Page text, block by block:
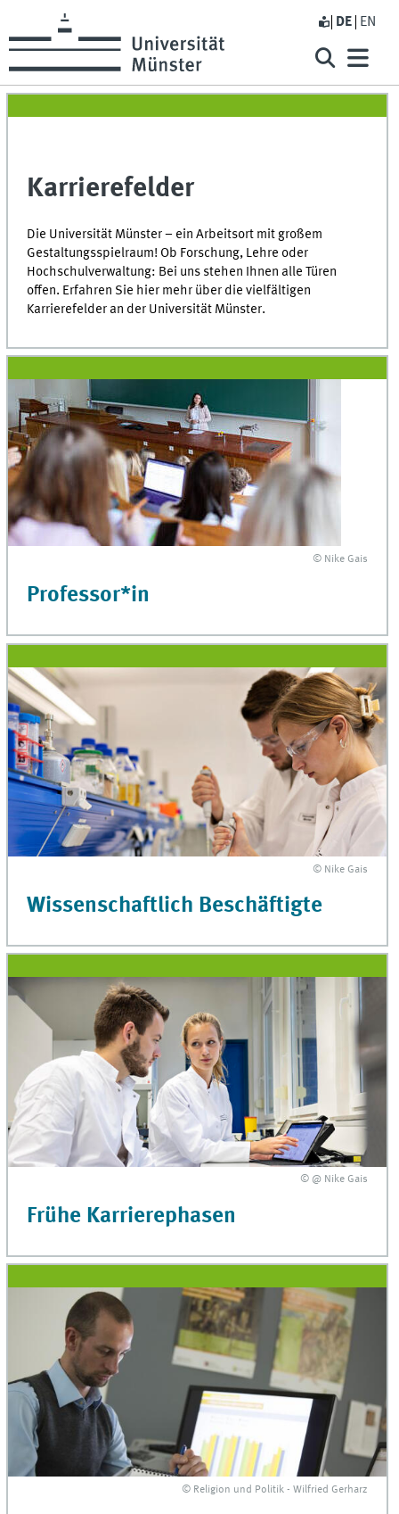
DE EN
Karrierefelder
Die Universität Münster – ein Arbeitsort mit großem
Gestaltungsspielraum! Ob Forschung, Lehre oder
Hochschulverwaltung: Bei uns stehen Ihnen alle Türen
offen. Erfahren Sie hier mehr über die vielfältigen
Karrierefelder an der Universität Münster.
© Nike Gais
Professor*in
© Nike Gais
Wissenschaftlich Beschäftigte
© @ Nike Gais
Frühe Karrierephasen
© Religion und Politik - Wilfried Gerharz